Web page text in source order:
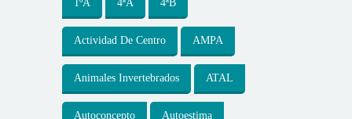
1ºA 4ªA 4ªB
Actividad De Centro AMPA
Animales Invertebrados ATAL
Autoconcepto Autoestima